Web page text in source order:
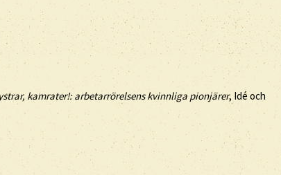
kamrater!: arbetarrörelsens kvinnliga pionjärer, Idé och